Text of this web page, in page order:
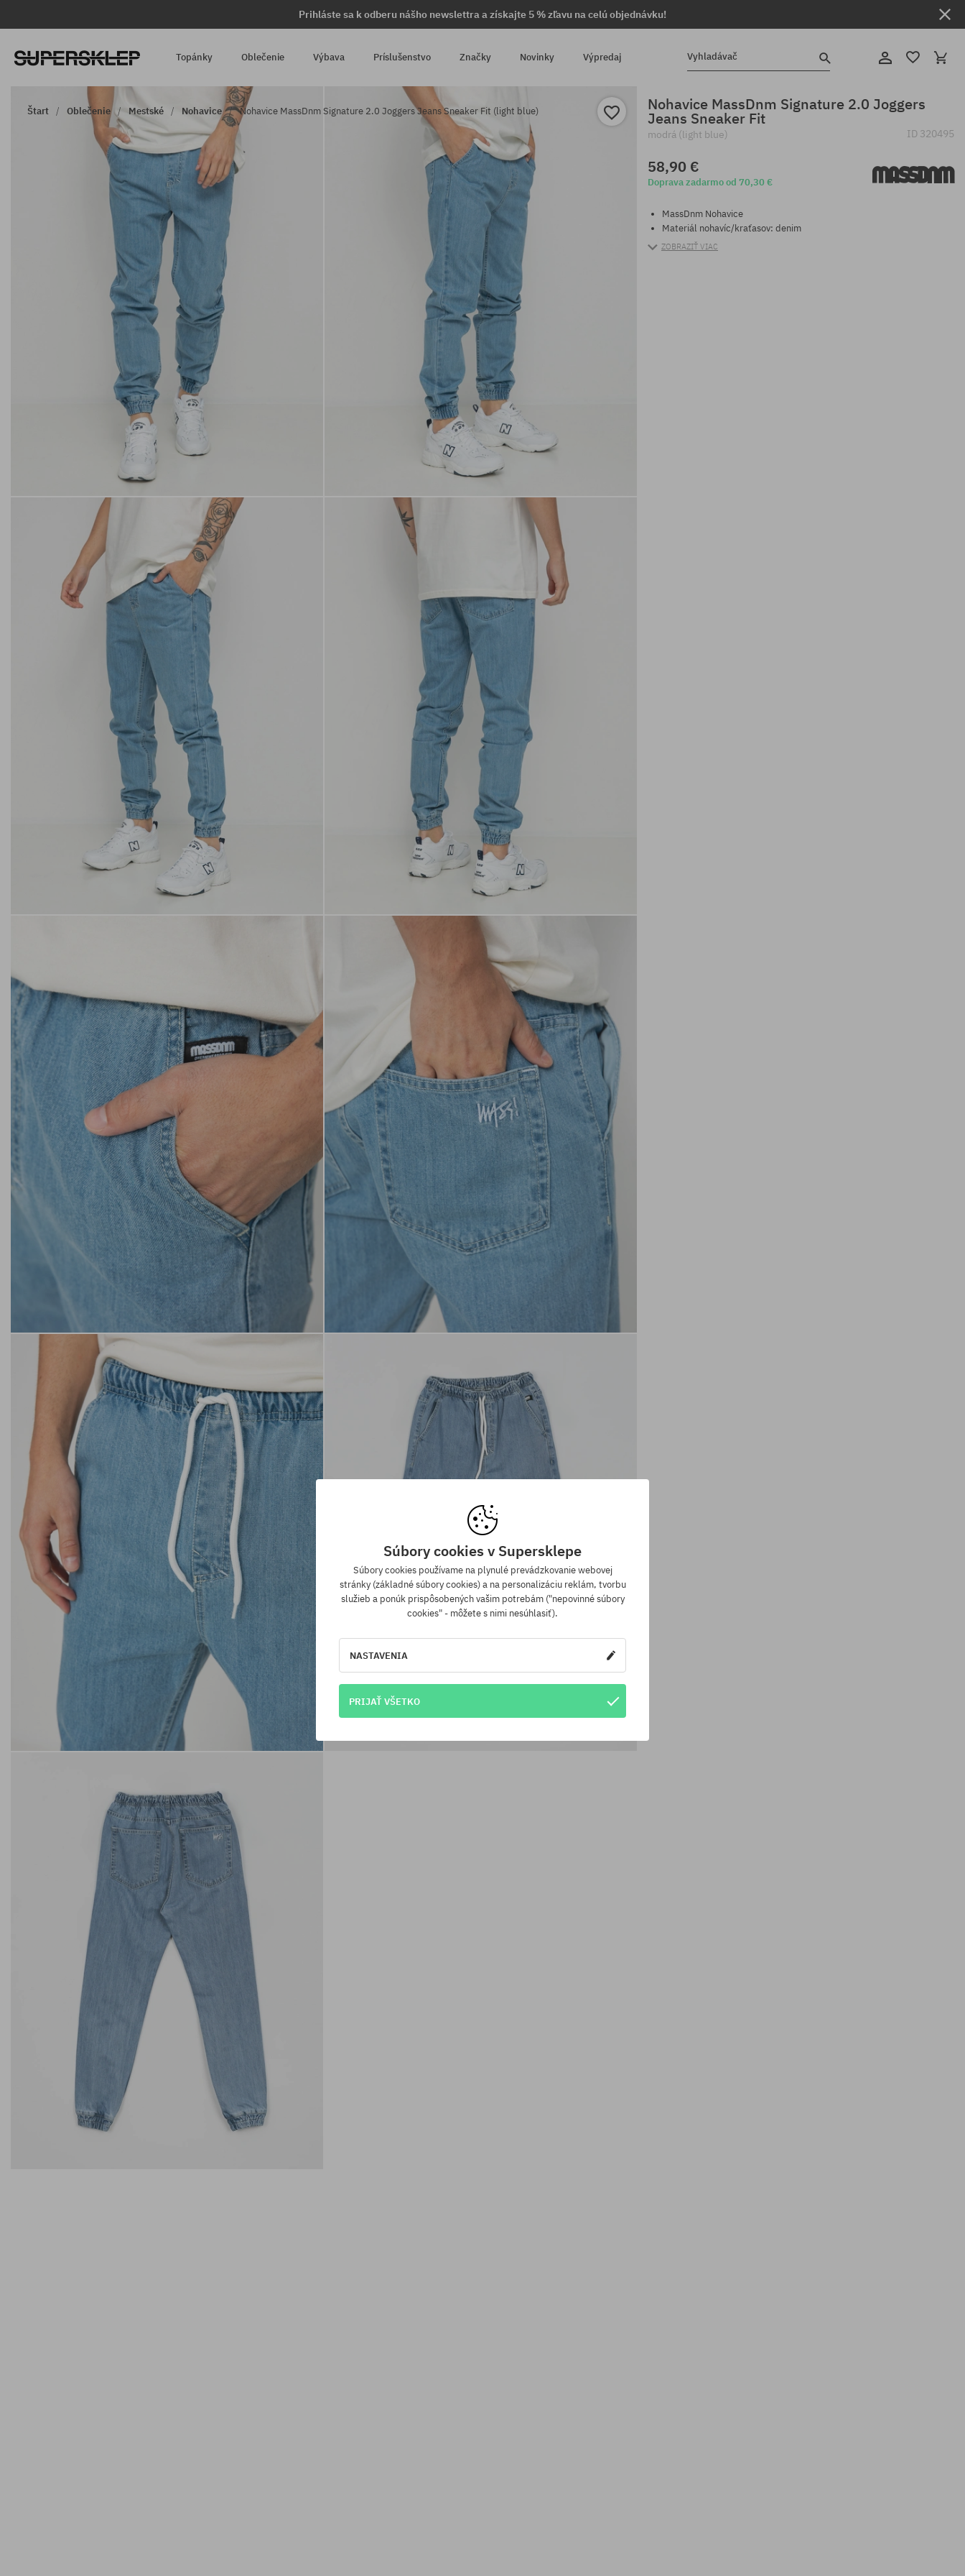
Prihláste sa k odberu nášho newslettra a získajte 5 % zľavu na celú objednávku!
Topánky Oblečenie Výbava Príslušenstvo Značky Novinky Výpredaj Vyhladávač
Štart Oblečenie Mestské Nohavice Nohavice MassDnm Signature 2.0 Joggers Jeans Sneaker Fit (light blue) Nohavice MassDnm Signature 2.0 Joggers
Jeans Sneaker Fit
modrá (light blue) ID 320495
58,90 €
Doprava zadarmo od 70,30 €
MassDnm Nohavice
Materiál nohavíc/kraťasov: denim
ZOBRAZIŤ VIAC
Súbory cookies v Supersklepe
Súbory cookies používame na plynulé prevádzkovanie webovej
stránky (základné súbory cookies) a na personalizáciu reklám, tvorbu
služieb a ponúk prispôsobených vašim potrebám ("nepovinné súbory
cookies" - môžete s nimi nesúhlasiť).
NASTAVENIA
PRIJAŤ VŠETKO